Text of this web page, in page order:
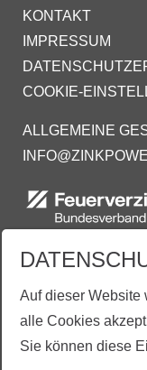
KONTAKT
IMPRESSUM
COOKIE-
ALLGEMEINE
Aus Gründen der besseren
Auf dieser Website
alle Cookies
Sie können diese